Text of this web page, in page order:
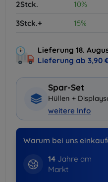
2Stck. 10%
3Stck.+
15%
Lieferung 18.
Lieferung ab 3,90
Spar-Set
Hüllen +
weitere Info
Warum bei uns
14Jahre am
Markt